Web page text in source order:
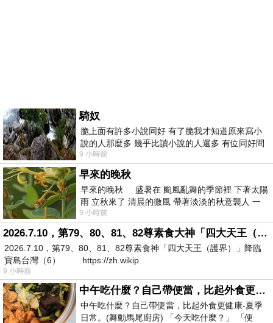
騎奴
脆上面有許多小說同好 有了脆我才知道原來寫小
說的人那麼多 幾乎比讀小說的人還多 有位同好問
了一個問題 她說為什麼高中文學獎的
9 小時前
早來的晚秋
早來的晚秋 盛暑在 颱風亂舞的季節裡 下著太陽
雨 立秋來了 清晨的微風 帶著淡淡的秋意襲人 一
下子 又被赤
9 小時前
2026.7.10，第79、80、81、82尊素食大神「四大天王（護界）」降臨寶島台灣（6）
2026.7.10，第79、80、81、82尊素食神「四大天王（護界）」降臨
寶島台灣（6） https://zh.wikip
9 小時前
中午吃什麼？自己帶便當，比起外食更健康-夏季日常。(舞動馬尾廚房)
中午吃什麼？自己帶便當，比起外食更健康-夏季
日常。(舞動馬尾廚房) 「今天吃什麼？」 「便